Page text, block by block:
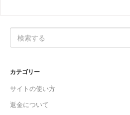
カテゴリー
サイトの使い方
返金について